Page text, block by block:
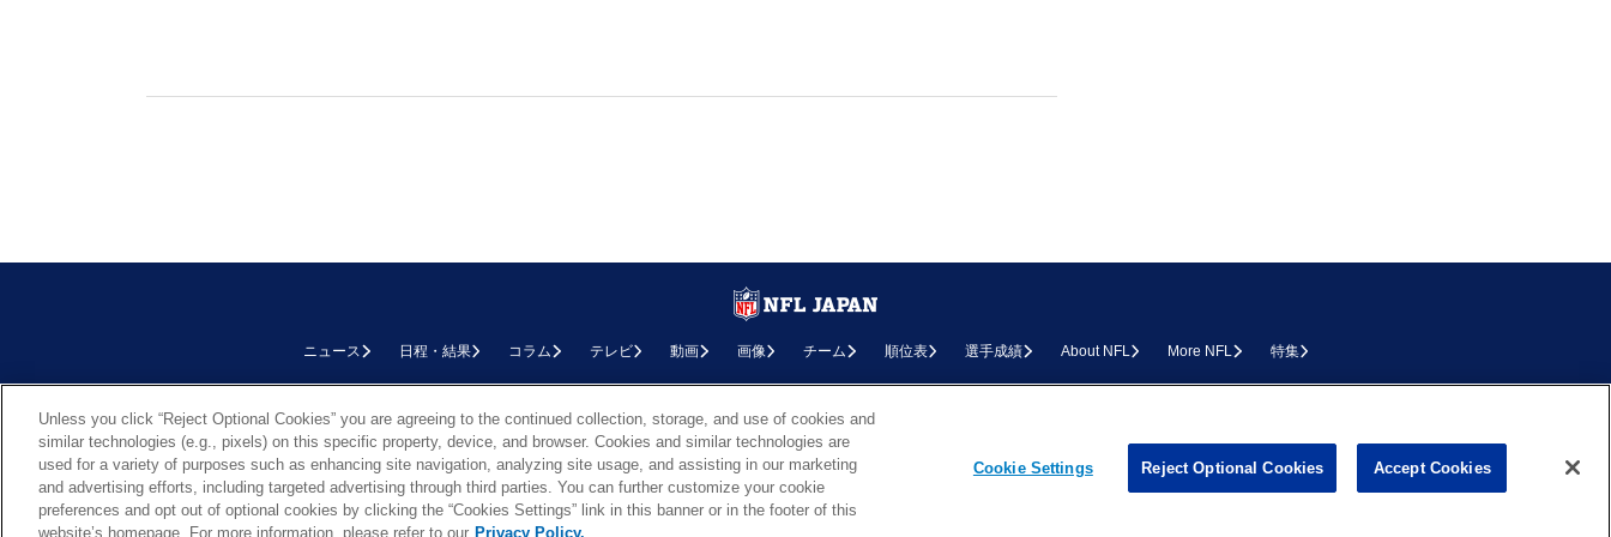
ニュース 日程・結果 コラム テレビ 動画 画像 チーム 順位表 選手成績 About NFL More NFL 特集
Copyright © NFL JAPAN.COM.All Rights Reserved.
Copyright © LY Corporation. All Rights Reserved.
PHOTO BY AP Images / PHOTO BY Getty Images
Cookie Settings
Unless you click “Reject Optional Cookies” you are agreeing to the continued collection, storage, and use of cookies and
similar technologies (e.g., pixels) on this specific property, device, and browser. Cookies and similar technologies are
used for a variety of purposes such as enhancing site navigation, analyzing site usage, and assisting in our marketing
and advertising efforts, including targeted advertising through third parties. You can further customize your cookie
preferences and opt out of optional cookies by clicking the “Cookies Settings” link in this banner or in the footer of this
website’s homepage. For more information, please refer to our Privacy Policy.
Cookie Settings Reject Optional Cookies Accept Cookies